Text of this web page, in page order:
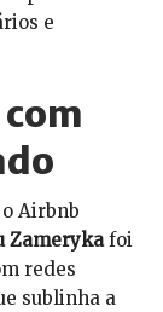
e
Airbnb
Zamerykafoi
redes
sublinha a